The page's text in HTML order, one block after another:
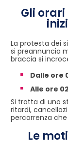
Gli
La protesta dei
si preannuncia
braccia si
Dalle ore
Alle ore
Si tratta di uno
ritardi,
percorrenza
Le